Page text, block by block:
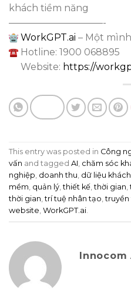
khách tiềm năng
——————————-
WorkGPT.ai – Một
Hotline: 1900 068895
Website: https://
This entry was posted in Công
vấn and tagged AI chăm sóc
nghiệp doanh thu dữ liệu
mềm quản lý ,thiết kế ,thời gian ,
thời gian ,trí tuệ nhân tạo ,
website WorkGPT.ai
Innocom